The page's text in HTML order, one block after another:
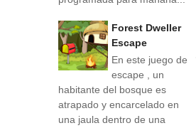
Forest Dweller
Escape
En este juego de
escape , un
habitante del bosque es
atrapado y encarcelado en
una jaula dentro de una